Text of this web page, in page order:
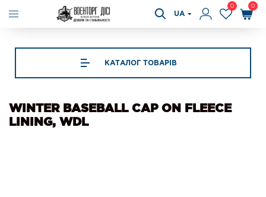
UA
0 0
КАТАЛОГ ТОВАРІВ
WINTER BASEBALL CAP ON FLEECE
LINING, WDL